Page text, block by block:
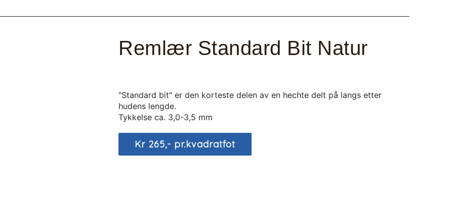
Remlær Standard Bit Natur
"Standard bit" er den korteste delen av en hechte delt på langs etter
hudens lengde.
Tykkelse ca. 3,0-3,5 mm
Kr 265,- pr.kvadratfot